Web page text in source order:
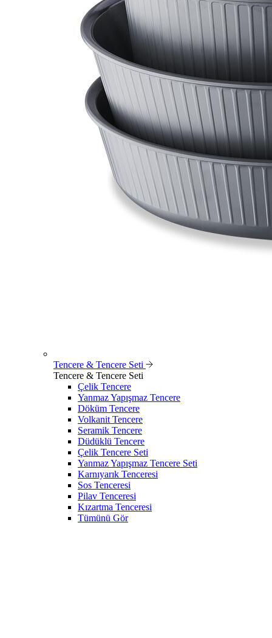
Tencere & Tencere Seti
Tencere & Tencere Seti
Çelik Tencere
Yanmaz Yapışmaz Tencere
Döküm Tencere
Volkanit Tencere
Seramik Tencere
Düdüklü Tencere
Çelik Tencere Seti
Yanmaz Yapışmaz Tencere Seti
Karnıyarık Tenceresi
Sos Tenceresi
Pilav Tenceresi
Kızartma Tenceresi
Tümünü Gör